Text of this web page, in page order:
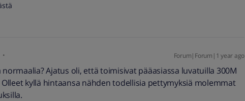
Forum|Forum|1 year ago
Ajatus oli, että toimisivat pääasiassa luvatuilla 300M
kyllä hintaansa nähden todellisia pettymyksiä molemmat